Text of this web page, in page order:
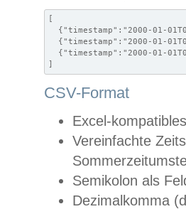
[
{"timestamp":"2000-01-
{"timestamp":"2000-01-
{"timestamp":"2000-01-
]
CSV-Format
Excel-
Vereinfachte
Semikolon als
Dezimalkomma